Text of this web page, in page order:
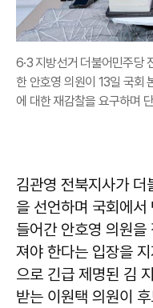
6·3 지방선거 더불어민주당
한 안호영 의원이 13일 국회
에 대한 재감찰을 요구하며
김관영 전북지사가
을 선언하며 국회에서
들어간 안호영 의원을
져야 한다는 입장을
으로 긴급 제명된 김
받는 이원택 의원이